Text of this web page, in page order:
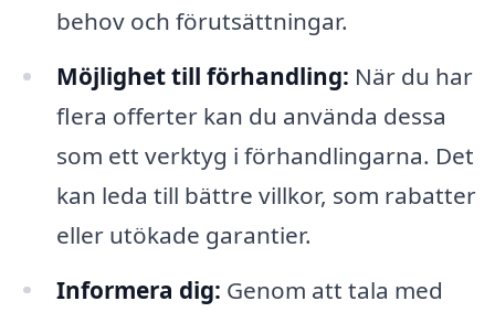
behov och förutsättningar.
Möjlighet till förhandling: När du har
flera offerter kan du använda dessa
som ett verktyg i förhandlingarna. Det
kan leda till bättre villkor, som rabatter
eller utökade garantier.
Informera dig: Genom att tala med